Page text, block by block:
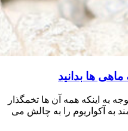
ها بدانید
به اینکه همه آن ها تخمگذار
به آکواریوم را به چالش می